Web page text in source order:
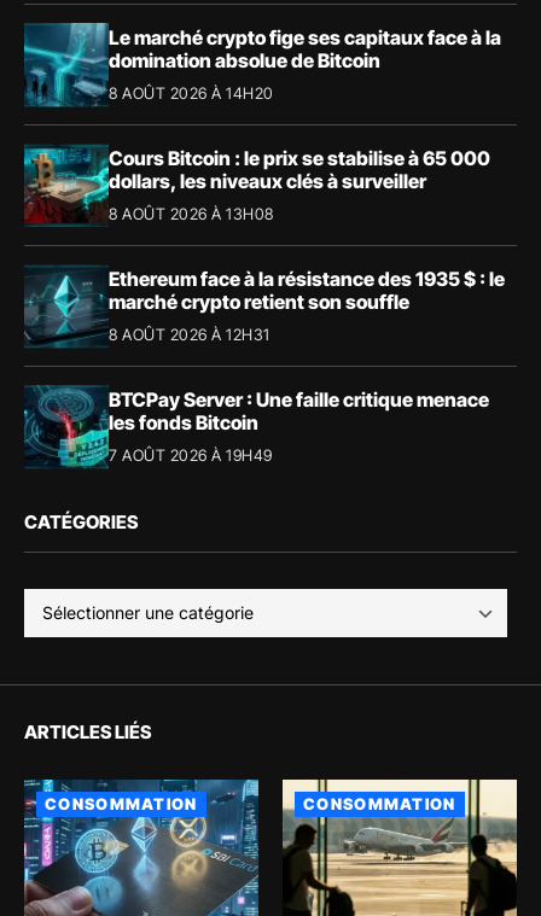
Le marché crypto fige ses capitaux face à la
domination absolue de Bitcoin
8 AOÛT 2026 À 14H20
Cours Bitcoin : le prix se stabilise à 65 000
dollars, les niveaux clés à surveiller
8 AOÛT 2026 À 13H08
Ethereum face à la résistance des 1935 $ : le
marché crypto retient son souffle
8 AOÛT 2026 À 12H31
BTCPay Server : Une faille critique menace
les fonds Bitcoin
7 AOÛT 2026 À 19H49
CATÉGORIES
ARTICLES LIÉS
CONSOMMATION CONSOMMATION